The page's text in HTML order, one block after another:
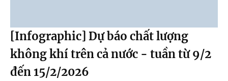
[Infographic] Dự báo chất lượng
không khí trên cả nước - tuần từ 9/2
đến 15/2/2026